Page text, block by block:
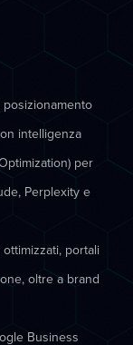
intelligenza
per
Perplexity e
portali
oltre a brand
Business